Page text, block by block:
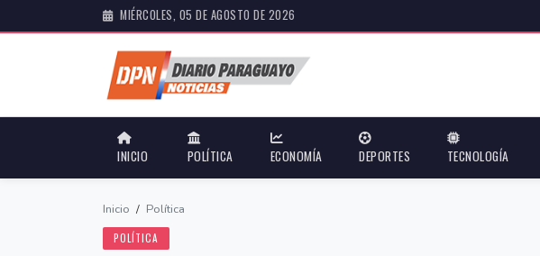
MIÉRCOLES, 05 DE AGOSTO DE 2026
INICIO POLÍTICA ECONOMÍA DEPORTES TECNOLOGÍA
Inicio / Política
POLÍTICA